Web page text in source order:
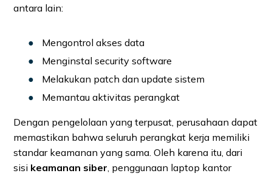
antara lain:
Mengontrol akses data
Menginstal security software
Melakukan patch dan update sistem
Memantau aktivitas perangkat
Dengan pengelolaan yang terpusat, perusahaan dapat
memastikan bahwa seluruh perangkat kerja memiliki
standar keamanan yang sama. Oleh karena itu, dari
sisi keamanan siber, penggunaan laptop kantor